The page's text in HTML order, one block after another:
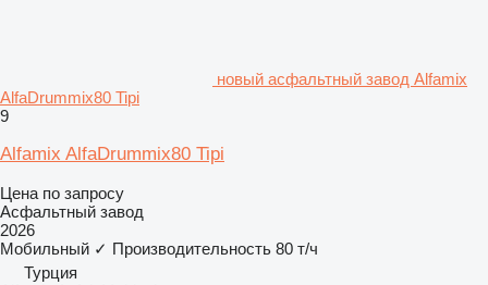
новый асфальтный завод Alfamix
AlfaDrummix80 Tipi
9
Alfamix AlfaDrummix80 Tipi
Цена по запросу
Асфальтный завод
2026
Мобильный ✓ Производительность 80 т/ч
Турция